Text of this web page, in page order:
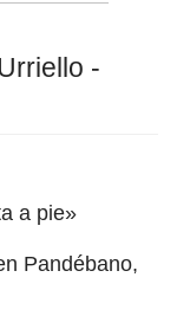
-
a pie»
Pandébano,